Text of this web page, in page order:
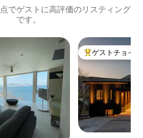
でゲストに高評価のリスティング
です。
です。 大好評のゲスト
ゲストチョイス